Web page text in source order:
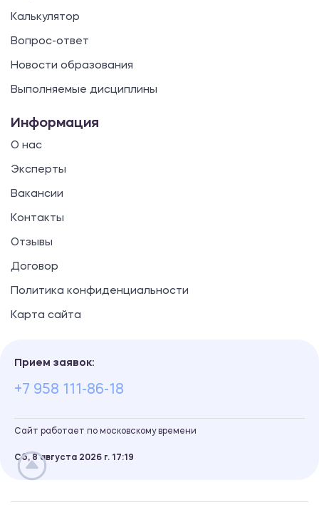
Калькулятор
Вопрос-ответ
Новости образования
Выполняемые дисциплины
Информация
О нас
Эксперты
Вакансии
Контакты
Отзывы
Договор
Политика конфиденциальности
Карта сайта
Прием заявок:
+7 958 111-86-18
Сайт работает по московскому времени
Сб, 8 августа 2026 г. 17 19